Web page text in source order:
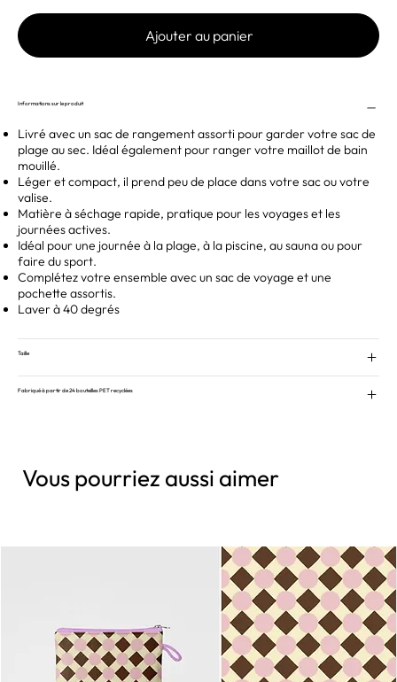
Ajouter au panier
Informations sur le produit
Livré avec un sac de rangement assorti pour garder votre sac de
plage au sec. Idéal également pour ranger votre maillot de bain
mouillé.
Léger et compact, il prend peu de place dans votre sac ou votre
valise.
Matière à séchage rapide, pratique pour les voyages et les
journées actives.
Idéal pour une journée à la plage, à la piscine, au sauna ou pour
faire du sport.
Complétez votre ensemble avec un sac de voyage et une
pochette assortis.
Laver à 40 degrés
Taille
Fabriqué à partir de 24 bouteilles PET recyclées
Vous pourriez aussi aimer